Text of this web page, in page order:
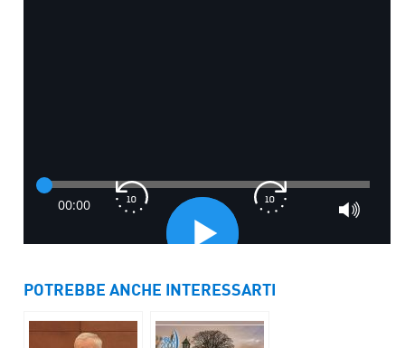
POTREBBE ANCHE INTERESSARTI